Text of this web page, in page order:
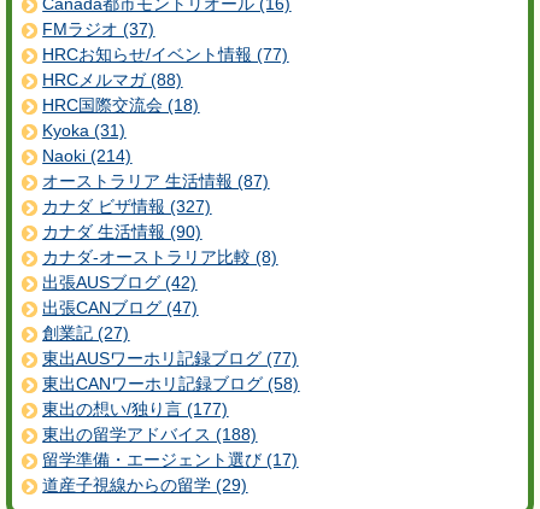
FMラジオ (37)
HRCお知らせ/イベント情報 (77)
HRCメルマガ (88)
HRC国際交流会 (18)
Kyoka (31)
Naoki (214)
オーストラリア 生活情報 (87)
カナダ ビザ情報 (327)
カナダ 生活情報 (90)
カナダ-オーストラリア比較 (8)
出張AUSブログ (42)
出張CANブログ (47)
創業記 (27)
東出AUSワーホリ記録ブログ (77)
東出CANワーホリ記録ブログ (58)
東出の想い/独り言 (177)
東出の留学アドバイス (188)
留学準備・エージェント選び (17)
道産子視線からの留学 (29)